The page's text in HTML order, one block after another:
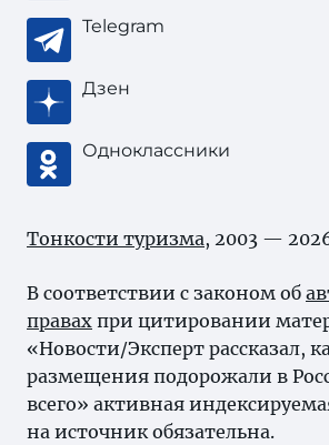
Telegram
Дзен
Одноклассники
Тонкости туризма, 2003 —
В соответствии с законом об
правах при цитировании
«Новости/Эксперт рассказал,
размещения подорожали в
всего» активная
на источник обязательна.